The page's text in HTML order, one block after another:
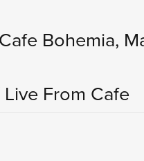
Bohemia,
From Cafe